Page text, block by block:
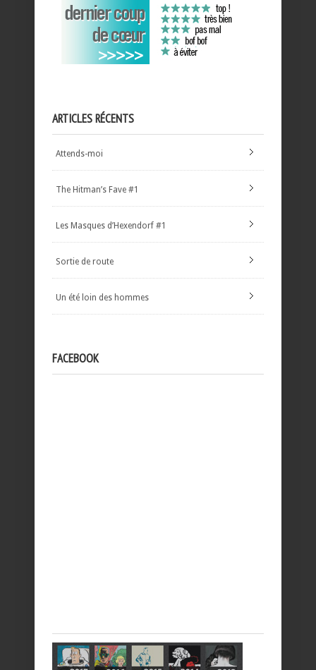
ARTICLES RÉCENTS
Attends-moi
The Hitman’s Fave #1
Les Masques d’Hexendorf #1
Sortie de route
Un été loin des hommes
FACEBOOK